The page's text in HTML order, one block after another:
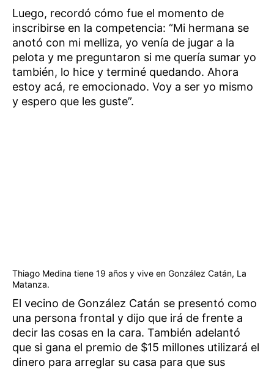
Luego, recordó cómo fue el momento de
inscribirse en la competencia: “Mi hermana se
anotó con mi melliza, yo venía de jugar a la
pelota y me preguntaron si me quería sumar yo
también, lo hice y terminé quedando. Ahora
estoy acá, re emocionado. Voy a ser yo mismo
y espero que les guste”.
Thiago Medina tiene 19 años y vive en González Catán, La
Matanza.
El vecino de González Catán se presentó como
una persona frontal y dijo que irá de frente a
decir las cosas en la cara. También adelantó
que si gana el premio de $15 millones utilizará el
dinero para arreglar su casa para que sus